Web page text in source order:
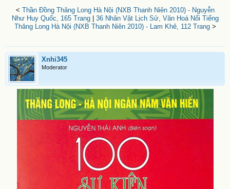
< Thần Đồng Thăng Long Hà Nội (NXB Thanh Niên 2010) - Nguyễn
Như Huy Quốc, 165 Trang| 36 Nhân Vật Lịch Sử, Văn Hoá Nổi Tiếng
Thăng Long Hà Nội (NXB Thanh Niên 2010) - Lam Khê, 112 Trang>
Xnhi345
Moderator